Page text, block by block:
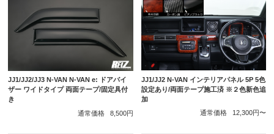
JJ1/JJ2/JJ3 N-VAN N-VAN e: ドアバイ
ザー ワイドタイプ 両面テープ/固定具付
き
通常価格
8,500円
JJ1/JJ2 N-VAN インテリアパネル 5P 5色
設定あり/両面テープ施工済 ※２色新色追
加
通常価格
12,300円〜